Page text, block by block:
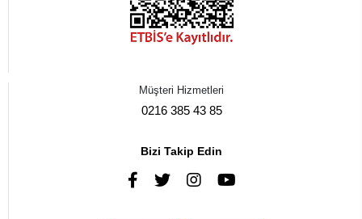
Müşteri Hizmetleri
0216 385 43 85
Bizi Takip Edin